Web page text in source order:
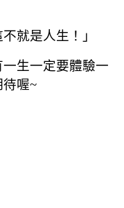
就是人生！」
生一定要體驗一
喔~